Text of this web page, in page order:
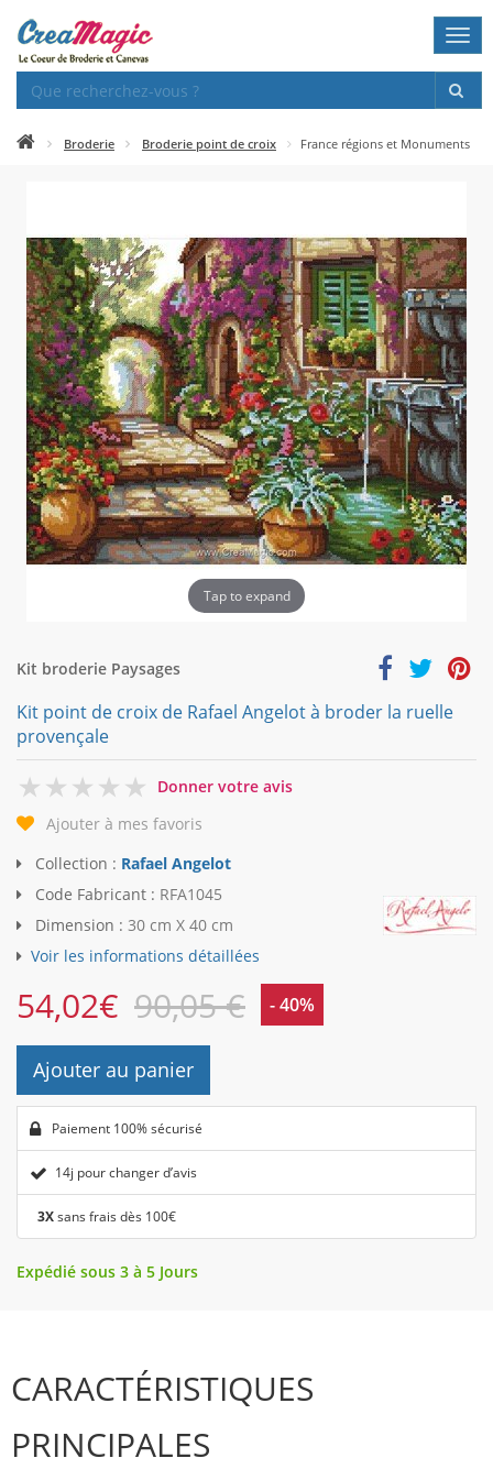
Broderie Broderie point de croix France régions et Monuments
Tap to expand
Kit broderie Paysages
Kit point de croix de Rafael Angelot à broder la ruelle
provençale
0
Donner votre avis
Ajouter à mes favoris
Collection : Rafael Angelot
Code Fabricant : RFA1045
Dimension : 30 cm X 40 cm
Voir les informations détaillées
54,02€ 90,05 € - 40%
Ajouter au panier
Paiement 100% sécurisé
14j pour changer d’avis
3Xsans frais dès 100€
Expédié sous 3 à 5 Jours
CARACTÉRISTIQUES
PRINCIPALES